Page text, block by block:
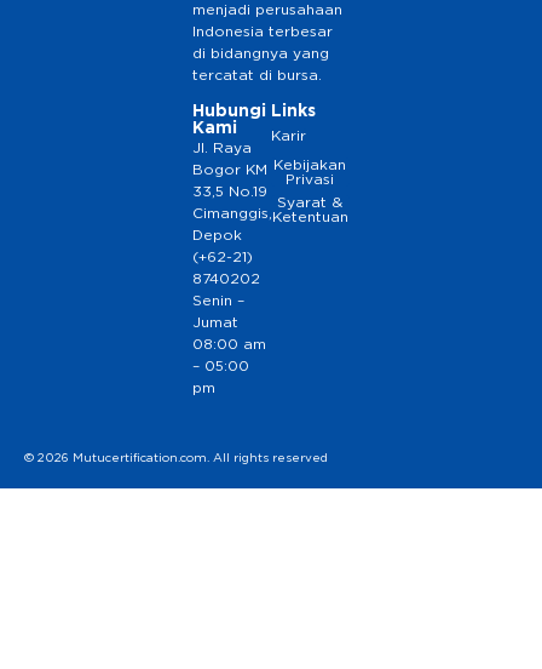
menjadi perusahaan
Indonesia terbesar
di bidangnya yang
tercatat di bursa.
Hubungi
Kami
Jl. Raya
Bogor KM
33,5 No.19
Cimanggis,
Depok
(+62-21)
8740202
Senin –
Jumat
08:00 am
– 05:00
pm
Links
Karir
Kebijakan
Privasi
Syarat &
Ketentuan
© 2026 Mutucertification.com. All rights reserved